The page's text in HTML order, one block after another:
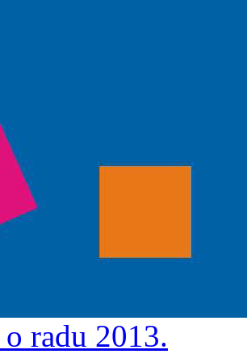
radu 2013.